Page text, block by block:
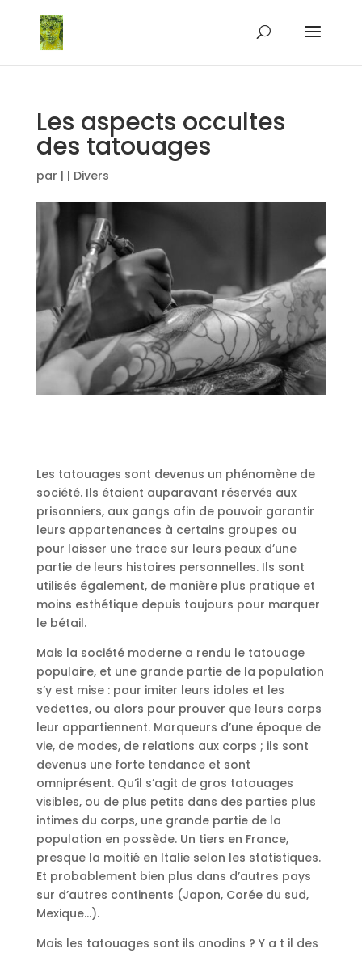
Les aspects occultes
des tatouages
par | | Divers
Les tatouages sont devenus un phénomène de
société. Ils étaient auparavant réservés aux
prisonniers, aux gangs afin de pouvoir garantir
leurs appartenances à certains groupes ou
pour laisser une trace sur leurs peaux d’une
partie de leurs histoires personnelles. Ils sont
utilisés également, de manière plus pratique et
moins esthétique depuis toujours pour marquer
le bétail.
Mais la société moderne a rendu le tatouage
populaire, et une grande partie de la population
s’y est mise : pour imiter leurs idoles et les
vedettes, ou alors pour prouver que leurs corps
leur appartiennent. Marqueurs d’une époque de
vie, de modes, de relations aux corps ; ils sont
devenus une forte tendance et sont
omniprésent. Qu’il s’agit de gros tatouages
visibles, ou de plus petits dans des parties plus
intimes du corps, une grande partie de la
population en possède. Un tiers en France,
presque la moitié en Italie selon les statistiques.
Et probablement bien plus dans d’autres pays
sur d’autres continents (Japon, Corée du sud,
Mexique…).
Mais les tatouages sont ils anodins ? Y a t il des